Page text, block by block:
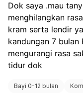
Dok saya .mau
menghilangkan
kram serta lendir
kandungan 7 bulan
mengurangi rasa
tidur dok
Bayi 0-12 bulan